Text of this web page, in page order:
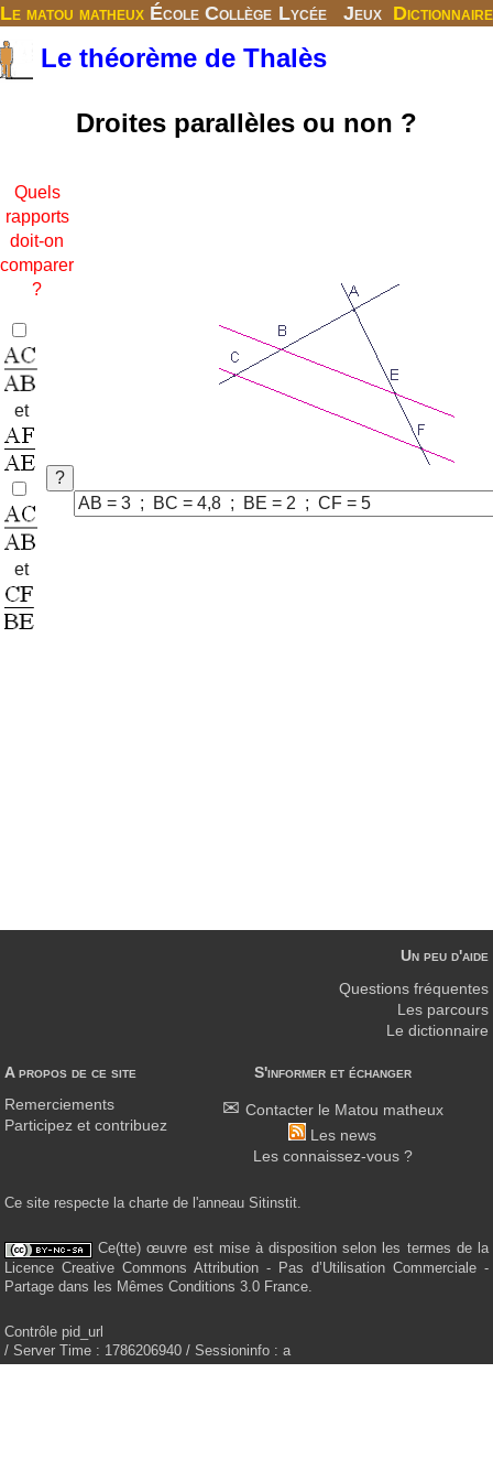
Le matou matheux École Collège Lycée Jeux Dictionnaire
Le théorème de Thalès
Droites parallèles ou non ?
Quels
rapports
doit-on
comparer
?
et
et
A propos de ce site
Remerciements
Participez et contribuez
S'informer et échanger
Contacter le Matou matheux
Les news
Les connaissez-vous ?
Un peu d'aide
Questions fréquentes
Les parcours
Le dictionnaire
Ce site respecte la charte de l'anneau Sitinstit.
Ce(tte) œuvre est mise à disposition selon les termes de la
Licence Creative Commons Attribution - Pas d’Utilisation Commerciale -
Partage dans les Mêmes Conditions 3.0 France.
Contrôle pid_url
/ Server Time : 1786206940 / Sessioninfo : a